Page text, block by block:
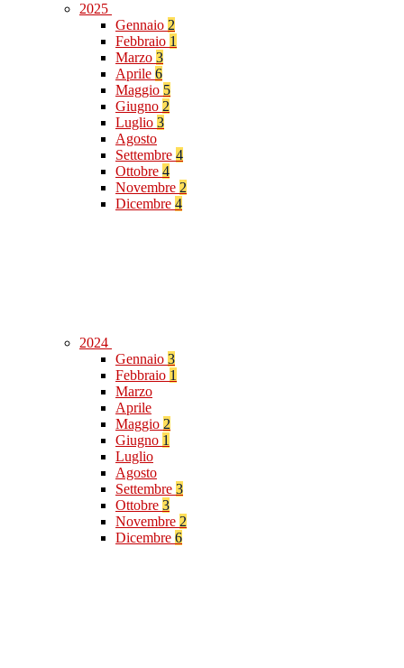
2025
Gennaio 2
Febbraio 1
Marzo 3
Aprile 6
Maggio 5
Giugno 2
Luglio 3
Agosto
Settembre 4
Ottobre 4
Novembre 2
Dicembre 4
2024
Gennaio 3
Febbraio 1
Marzo
Aprile
Maggio 2
Giugno 1
Luglio
Agosto
Settembre 3
Ottobre 3
Novembre 2
Dicembre 6